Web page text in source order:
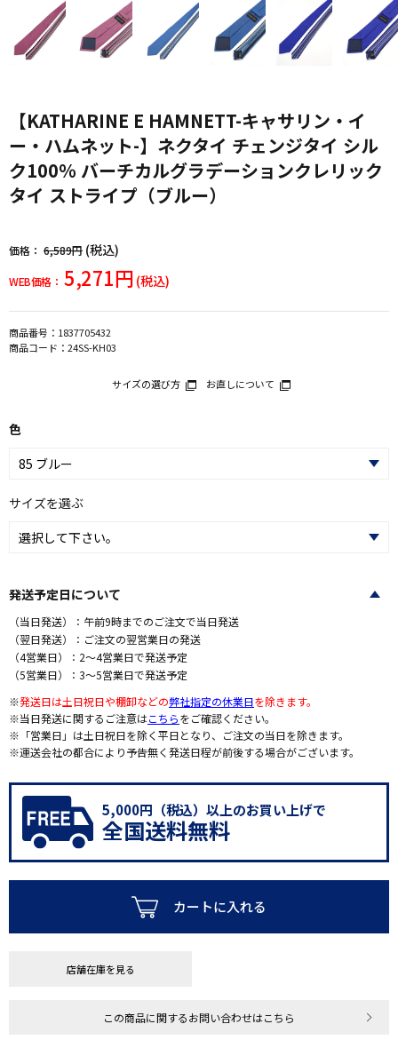
【KATHARINE E HAMNETT-キャサリン・イ
ー・ハムネット-】ネクタイ チェンジタイ シル
ク100％ バーチカルグラデーションクレリック
タイ ストライプ（ブルー）
価格： 6,589円 (税込)
WEB価格： 5,271円 (税込)
商品番号： 1837705432
商品コード： 24SS-KH03
サイズの選び方 お直しについて
色
サイズを選ぶ
発送予定日について
（当日発送）：午前9時までのご注文で当日発送
（翌日発送）：ご注文の翌営業日の発送
（4営業日）：2～4営業日で発送予定
（5営業日）：3～5営業日で発送予定
※発送日は土日祝日や棚卸などの弊社指定の休業日を除きます。
※当日発送に関するご注意はこちらをご確認ください。
※「営業日」は土日祝日を除く平日となり、ご注文の当日を除きます。
※運送会社の都合により予告無く発送日程が前後する場合がございます。
5,000円（税込）以上のお買い上げで
全国送料無料
カートに入れる
店舗在庫を見る
この商品に関するお問い合わせはこちら